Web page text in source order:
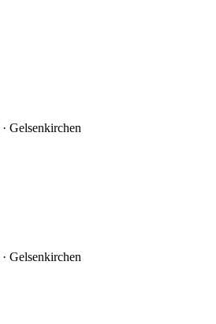
· Gelsenkirchen
· Gelsenkirchen